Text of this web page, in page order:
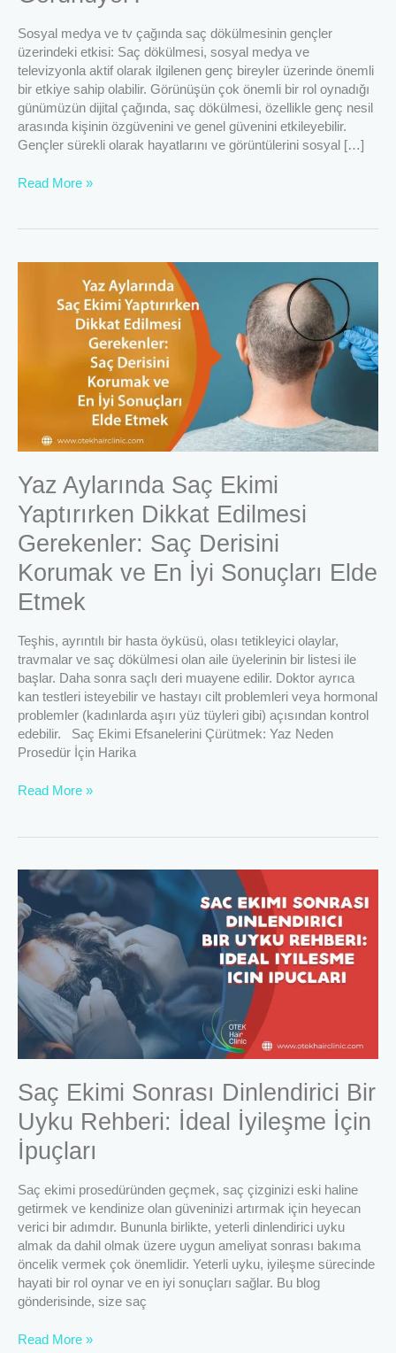
Sosyal medya ve tv çağında saç dökülmesinin gençler
üzerindeki etkisi: Saç dökülmesi, sosyal medya ve
televizyonla aktif olarak ilgilenen genç bireyler üzerinde önemli
bir etkiye sahip olabilir. Görünüşün çok önemli bir rol oynadığı
günümüzün dijital çağında, saç dökülmesi, özellikle genç nesil
arasında kişinin özgüvenini ve genel güvenini etkileyebilir.
Gençler sürekli olarak hayatlarını ve görüntülerini sosyal […]
Read More »
Yaz Aylarında Saç Ekimi
Yaptırırken Dikkat Edilmesi
Gerekenler: Saç Derisini
Korumak ve En İyi Sonuçları Elde
Etmek
Teşhis, ayrıntılı bir hasta öyküsü, olası tetikleyici olaylar,
travmalar ve saç dökülmesi olan aile üyelerinin bir listesi ile
başlar. Daha sonra saçlı deri muayene edilir. Doktor ayrıca
kan testleri isteyebilir ve hastayı cilt problemleri veya hormonal
problemler (kadınlarda aşırı yüz tüyleri gibi) açısından kontrol
edebilir. Saç Ekimi Efsanelerini Çürütmek: Yaz Neden
Prosedür İçin Harika
Gerekenler:
Derisini
Korumak
ve
En
İyi
Sonuçları
Elde
Etmek
Read More »
Saç Ekimi Sonrası Dinlendirici Bir
Uyku Rehberi: İdeal İyileşme İçin
İpuçları
Saç ekimi prosedüründen geçmek, saç çizginizi eski haline
getirmek ve kendinize olan güveninizi artırmak için heyecan
verici bir adımdır. Bununla birlikte, yeterli dinlendirici uyku
almak da dahil olmak üzere uygun ameliyat sonrası bakıma
öncelik vermek çok önemlidir. Yeterli uyku, iyileşme sürecinde
hayati bir rol oynar ve en iyi sonuçları sağlar. Bu blog
gönderisinde, size saç
Saç
Ekimi
Sonrası
Dinlendirici
Bir
Uyku
Rehberi:
İdeal
İyileşme
İpuçları
Read More »